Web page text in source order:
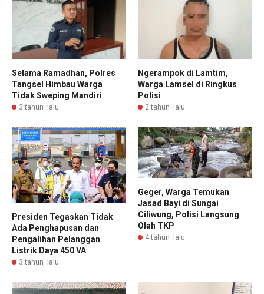
Selama Ramadhan, Polres
Tangsel Himbau Warga
Tidak Sweping Mandiri
3 tahun lalu
Ngerampok di Lamtim,
Warga Lamsel di Ringkus
Polisi
2 tahun lalu
Presiden Tegaskan Tidak
Ada Penghapusan dan
Pengalihan Pelanggan
Listrik Daya 450 VA
3 tahun lalu
Geger, Warga Temukan
Jasad Bayi di Sungai
Ciliwung, Polisi Langsung
Olah TKP
4 tahun lalu